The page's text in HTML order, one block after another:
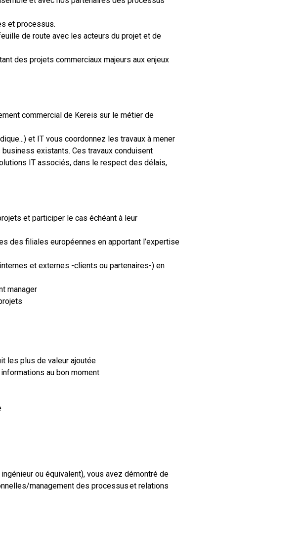
et processus.
de route avec les acteurs du projet et de
des projets commerciaux majeurs aux enjeux
commercial de Kereis sur le métier de
et IT vous coordonnez les travaux à mener
existants. Ces travaux conduisent
IT associés, dans le respect des délais,
et participer le cas échéant à leur
des filiales européennes en apportant l’expertise
et externes -clients ou partenaires-) en
manager
les plus de valeur ajoutée
au bon moment
ou équivalent), vous avez démontré de
management des processus et relations